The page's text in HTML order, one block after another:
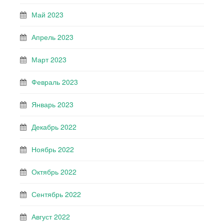
Май 2023
Апрель 2023
Март 2023
Февраль 2023
Январь 2023
Декабрь 2022
Ноябрь 2022
Октябрь 2022
Сентябрь 2022
Август 2022